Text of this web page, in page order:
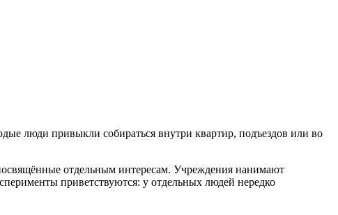
люди привыкли собираться внутри квартир, подъездов или во
отдельным интересам. Учреждения нанимают
приветствуются: у отдельных людей нередко